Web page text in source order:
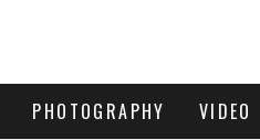
PHOTOGRAPHY VIDEO